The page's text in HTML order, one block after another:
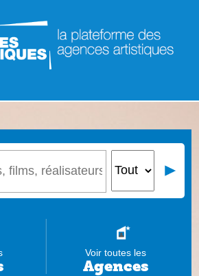
Voir toutes les
Agences